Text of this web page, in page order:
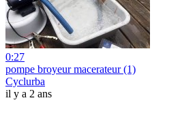
0:27
pompe broyeur macerateur (1)
Cyclurba
il y a 2 ans